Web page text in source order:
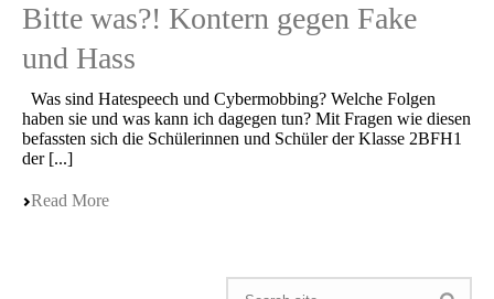
Bitte was?! Kontern gegen Fake
und Hass
Was sind Hatespeech und Cyber­mob­bing? Welche Folgen
haben sie und was kann ich dagegen tun? Mit Fragen wie diesen
befass­ten sich die Schüle­rin­nen und Schüler der Klasse 2BFH1
der [...]
Read More